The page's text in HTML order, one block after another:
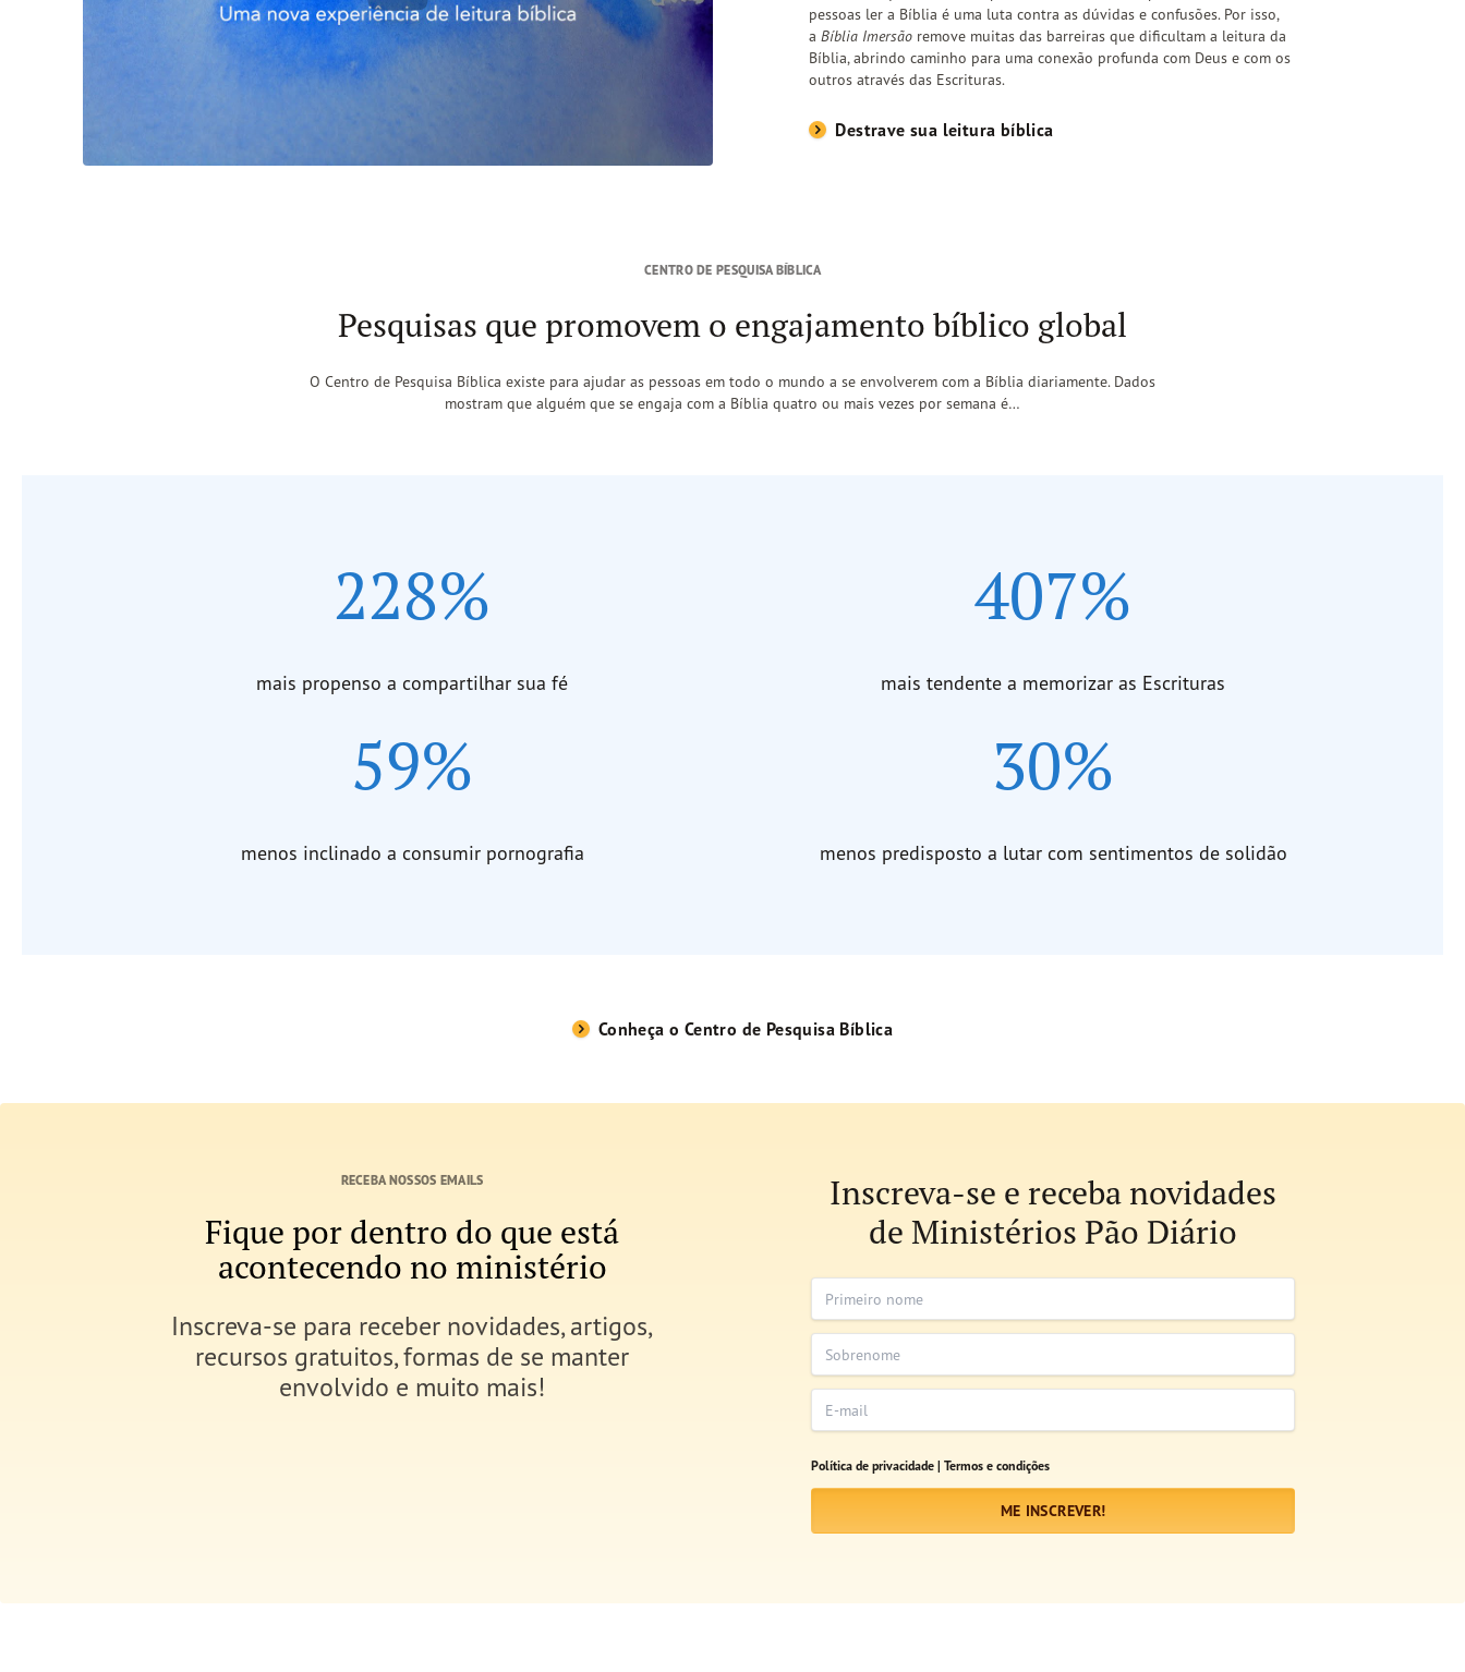
pessoas ler a Bíblia é uma luta contra as dúvidas e confusões. Por isso,
a Bíblia Imersão remove muitas das barreiras que dificultam a leitura da
Bíblia, abrindo caminho para uma conexão profunda com Deus e com os
outros através das Escrituras.
Destrave sua leitura bíblica
CENTRO DE PESQUISA BÍBLICA
Pesquisas que promovem o engajamento bíblico global
O Centro de Pesquisa Bíblica existe para ajudar as pessoas em todo o mundo a se envolverem com a Bíblia diariamente. Dados
mostram que alguém que se engaja com a Bíblia quatro ou mais vezes por semana é…
228%
mais propenso a compartilhar sua fé
407%
mais tendente a memorizar as Escrituras
59%
menos inclinado a consumir pornografia
30%
menos predisposto a lutar com sentimentos de solidão
Conheça o Centro de Pesquisa Bíblica
RECEBA NOSSOS EMAILS
Fique por dentro do que está
acontecendo no ministério
Inscreva-se para receber novidades, artigos,
recursos gratuitos, formas de se manter
envolvido e muito mais!
Inscreva-se e receba novidades
de Ministérios Pão Diário
Primeiro nome
Sobrenome
E-mail
Política de privacidade | Termos e condições
ME INSCREVER!